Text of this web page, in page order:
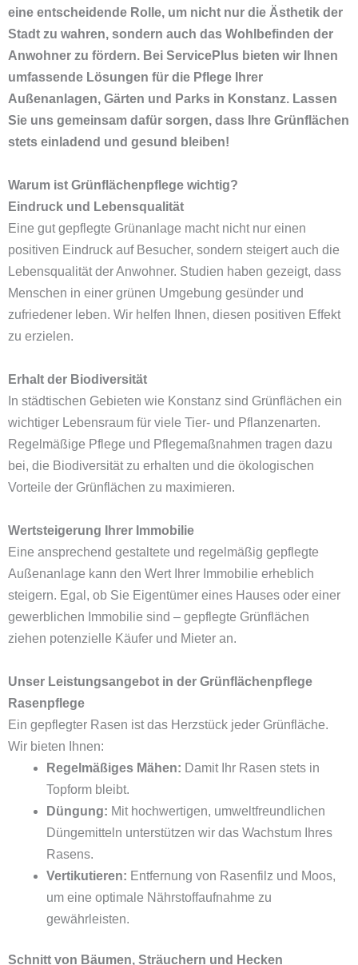
eine entscheidende Rolle, um nicht nur die Ästhetik der
Stadt zu wahren, sondern auch das Wohlbefinden der
Anwohner zu fördern. Bei ServicePlus bieten wir Ihnen
umfassende Lösungen für die Pflege Ihrer
Außenanlagen, Gärten und Parks in Konstanz. Lassen
Sie uns gemeinsam dafür sorgen, dass Ihre Grünflächen
stets einladend und gesund bleiben!
Warum ist Grünflächenpflege wichtig?
Eindruck und Lebensqualität
Eine gut gepflegte Grünanlage macht nicht nur einen
positiven Eindruck auf Besucher, sondern steigert auch die
Lebensqualität der Anwohner. Studien haben gezeigt, dass
Menschen in einer grünen Umgebung gesünder und
zufriedener leben. Wir helfen Ihnen, diesen positiven Effekt
zu erzielen.
Erhalt der Biodiversität
In städtischen Gebieten wie Konstanz sind Grünflächen ein
wichtiger Lebensraum für viele Tier- und Pflanzenarten.
Regelmäßige Pflege und Pflegemaßnahmen tragen dazu
bei, die Biodiversität zu erhalten und die ökologischen
Vorteile der Grünflächen zu maximieren.
Wertsteigerung Ihrer Immobilie
Eine ansprechend gestaltete und regelmäßig gepflegte
Außenanlage kann den Wert Ihrer Immobilie erheblich
steigern. Egal, ob Sie Eigentümer eines Hauses oder einer
gewerblichen Immobilie sind – gepflegte Grünflächen
ziehen potenzielle Käufer und Mieter an.
Unser Leistungsangebot in der Grünflächenpflege
Rasenpflege
Ein gepflegter Rasen ist das Herzstück jeder Grünfläche.
Wir bieten Ihnen:
Regelmäßiges Mähen: Damit Ihr Rasen stets in
Topform bleibt.
Düngung: Mit hochwertigen, umweltfreundlichen
Düngemitteln unterstützen wir das Wachstum Ihres
Rasens.
Vertikutieren: Entfernung von Rasenfilz und Moos,
um eine optimale Nährstoffaufnahme zu
gewährleisten.
Schnitt von Bäumen, Sträuchern und Hecken